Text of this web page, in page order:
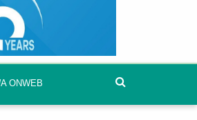
ONWEB